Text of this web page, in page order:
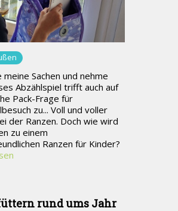
meine Sachen und nehme
Abzählspiel trifft auch auf
Pack-Frage für
zu... Voll und voller
der Ranzen. Doch wie wird
zu einem
Ranzen für Kinder?
rund ums Jahr